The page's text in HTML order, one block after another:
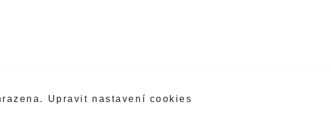
Upravit nastavení cookies